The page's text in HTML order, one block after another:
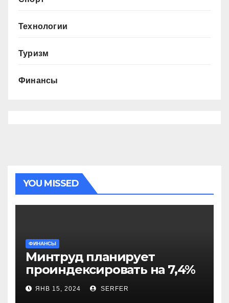
Технологии
Туризм
Финансы
YOU MISSED
ФИНАНСЫ
Минтруд планирует
проиндексировать на 7,4%
более 40 выплат и
компенсаций
ЯНВ 15, 2024 SERFER